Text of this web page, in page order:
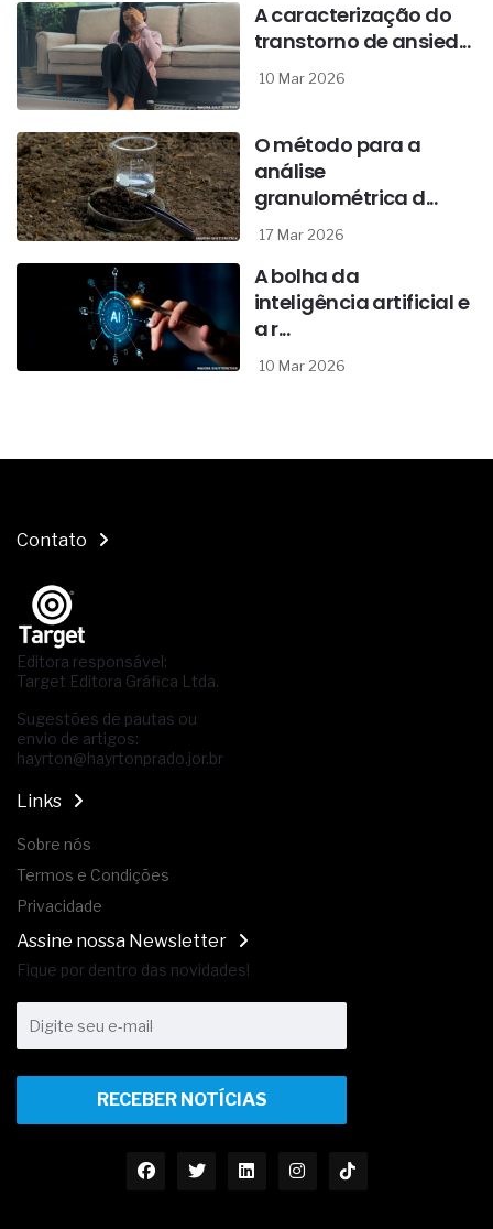
A caracterização do
transtorno de ansied...
10 Mar 2026
O método para a
análise
granulométrica d...
17 Mar 2026
A bolha da
inteligência artificial e
a r...
10 Mar 2026
Contato
Editora responsável:
Target Editora Gráfica Ltda.
Sugestões de pautas ou
envio de artigos:
hayrton@hayrtonprado.jor.br
Links
Sobre nós
Termos e Condições
Privacidade
Assine nossa Newsletter
Fique por dentro das novidades!
RECEBER NOTÍCIAS